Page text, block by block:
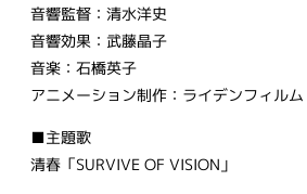
音響監督：清水洋史
音響効果：武藤晶子
音楽：石橋英子
アニメーション制作：ライデンフィルム
■主題歌
清春「SURVIVE OF VISION」